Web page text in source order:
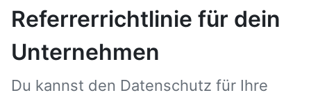
Referrerrichtlinie für dein
Unternehmen
Du kannst den Datenschutz für Ihre